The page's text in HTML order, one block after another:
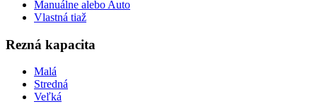
Manuálne alebo Auto
Vlastná tiaž
Rezná kapacita
Malá
Stredná
Veľká